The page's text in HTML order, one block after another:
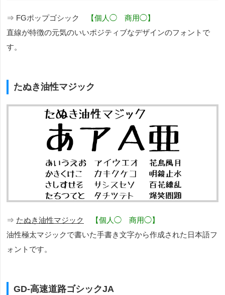
⇒ FGポップゴシック
【個人◯ 商用◯】
直線が特徴の元気のいいポジティブなデザインのフォントで
す。
たぬき油性マジック
⇒ たぬき油性マジック
【個人◯ 商用◯】
油性極太マジックで書いた手書き文字から作成された日本語フ
ォントです。
GD-高速道路ゴシックJA